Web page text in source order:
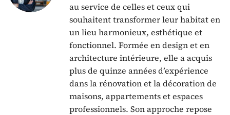
au service de celles et ceux qui
souhaitent transformer leur habitat en
un lieu harmonieux, esthétique et
fonctionnel. Formée en design et en
architecture intérieure, elle a acquis
plus de quinze années d’expérience
dans la rénovation et la décoration de
maisons, appartements et espaces
professionnels. Son approche repose